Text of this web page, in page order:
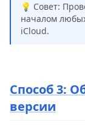
💡 Совет:
началом
iCloud.
Способ 3:
версии